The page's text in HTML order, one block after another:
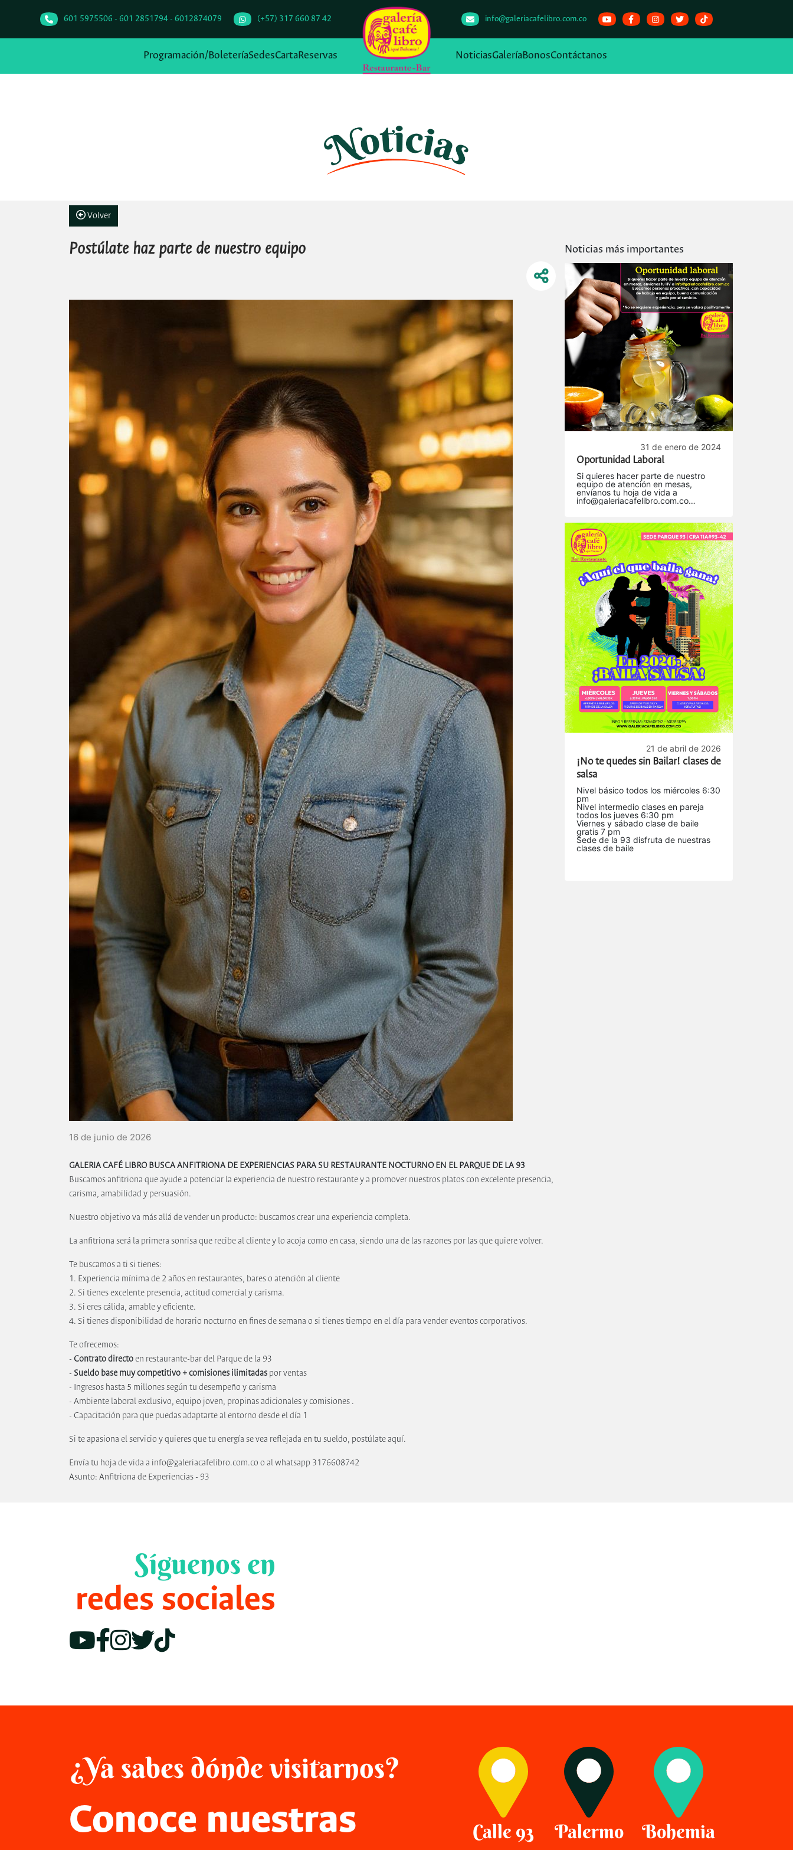
601 5975506 - 601 2851794 - 6012874079 (+57) 317 660 87 42 info@galeriacafelibro.com.co
Programación/BoleteríaSedesCartaReservas NoticiasGaleríaBonosContáctanos
Volver
Postúlate haz parte de nuestro equipo
16 de junio de 2026
GALERIA CAFÉ LIBRO BUSCA ANFITRIONA DE EXPERIENCIAS PARA SU RESTAURANTE NOCTURNO EN EL PARQUE DE LA 93
Buscamos anfitriona que ayude a potenciar la experiencia de nuestro restaurante y a promover nuestros platos con excelente presencia,
carisma, amabilidad y persuasión.
Nuestro objetivo va más allá de vender un producto: buscamos crear una experiencia completa.
La anfitriona será la primera sonrisa que recibe al cliente y lo acoja como en casa, siendo una de las razones por las que quiere volver.
Te buscamos a ti si tienes:
1. Experiencia mínima de 2 años en restaurantes, bares o atención al cliente
2. Si tienes excelente presencia, actitud comercial y carisma.
3. Si eres cálida, amable y eficiente.
4. Si tienes disponibilidad de horario nocturno en fines de semana o si tienes tiempo en el día para vender eventos corporativos.
Te ofrecemos:
- Contrato directoen restaurante-bar del Parque de la 93
- Sueldo base muy competitivo + comisiones ilimitadas por ventas
- Ingresos hasta 5 millones según tu desempeño y carisma
- Ambiente laboral exclusivo, equipo joven, propinas adicionales y comisiones .
- Capacitación para que puedas adaptarte al entorno desde el día 1
Si te apasiona el servicio y quieres que tu energía se vea reflejada en tu sueldo, postúlate aquí.
Envía tu hoja de vida a info@galeriacafelibro.com.co o al whatsapp 3176608742
Asunto: Anfitriona de Experiencias - 93
Noticias más importantes
31 de enero de 2024
Oportunidad Laboral
Si quieres hacer parte de nuestro
equipo de atención en mesas,
envíanos tu hoja de vida a
info@galeriacafelibro.com.co
buena comunicación y gusto por el
servicio.
21 de abril de 2026
¡No te quedes sin Bailar! clases de
salsa
Nivel básico todos los miércoles 6:30
pm
Nivel intermedio clases en pareja
todos los jueves 6:30 pm
Viernes y sábado clase de baile
gratis 7 pm
Sede de la 93 disfruta de nuestras
clases de baile
Síguenos en
redes sociales
¿Ya sabes dónde visitarnos?
Conoce nuestras Calle 93 Palermo Bohemia